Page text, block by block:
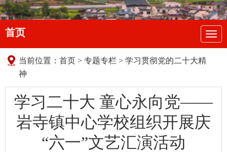
导
航
首页
当前位置： 首页 > 专题专栏 > 学习贯彻党的二十大精
神
学习二十大 童心永向党——
岩寺镇中心学校组织开展庆
“六一”文艺汇演活动